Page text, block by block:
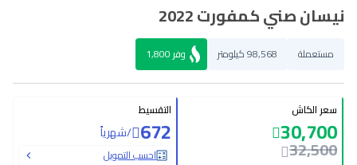
نيسان صني كمفورت 2022
مستعملة 98,568 كيلومتر وفر1,800
سعر الكاش
30,700
32,500
التقسيط
672
/شهرياً
احسب التمويل